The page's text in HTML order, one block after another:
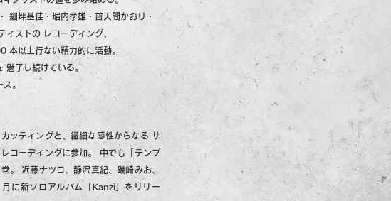
細坪基佳・堀内孝雄・普天間かおり・
ィストの レコーディング、
本以上行ない精力的に活動。
魅了し続けている。
。
ッティングと、繊細な感性からなる サ
コーディングに参加。 中でも「テンプ
。 近藤ナツコ、静沢真紀、磯崎みお、
に新ソロアルバム「Kanzi」をリリー